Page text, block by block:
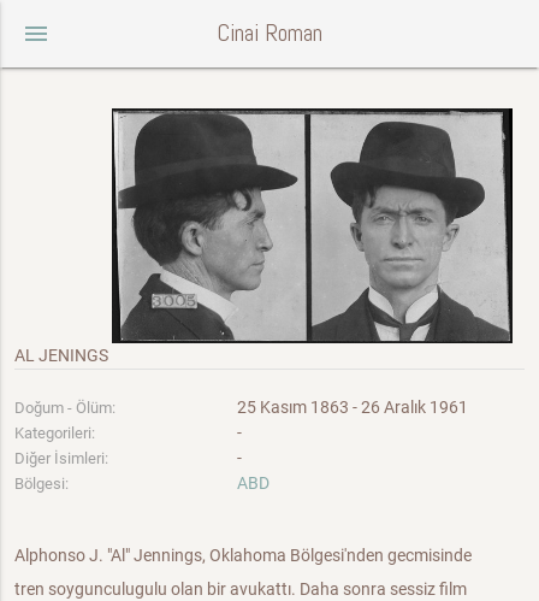
menu Cinai Roman
AL JENINGS
Doğum - Ölüm: 25 Kasım 1863 - 26 Aralık 1961
Kategorileri: -
Diğer İsimleri: -
Bölgesi: ABD
Alphonso J. "Al" Jennings, Oklahoma Bölgesi'nden gecmisinde
tren soygunculugulu olan bir avukattı. Daha sonra sessiz film